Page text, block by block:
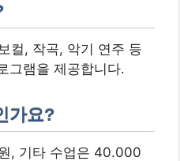
컬, 작곡, 악기 연주 등
그램을 제공합니다.
가요?
, 기타 수업은 40.000